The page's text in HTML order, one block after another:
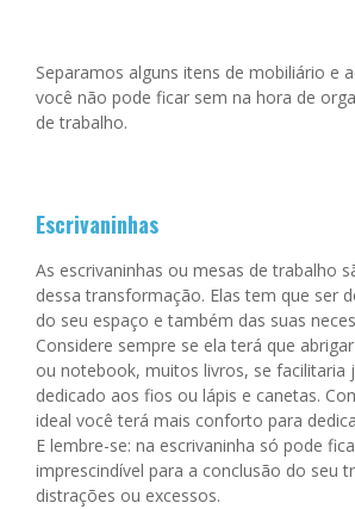
Separamos alguns itens de mobiliário e
você não pode ficar sem na hora de
de trabalho.
Escrivaninhas
As escrivaninhas ou mesas de trabalho
dessa transformação. Elas tem que ser
do seu espaço e também das suas
Considere sempre se ela terá que
ou notebook, muitos livros, se facilitaria
dedicado aos fios ou lápis e canetas.
ideal você terá mais conforto para
E lembre-se: na escrivaninha só pode
imprescindível para a conclusão do seu
distrações ou excessos.